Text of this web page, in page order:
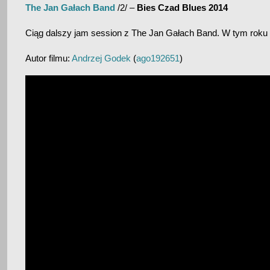
The Jan Gałach Band /2/ – Bies Czad Blues 2014
Ciąg dalszy jam session z The Jan Gałach Band. W tym
Autor filmu: Andrzej Godek (ago192651)